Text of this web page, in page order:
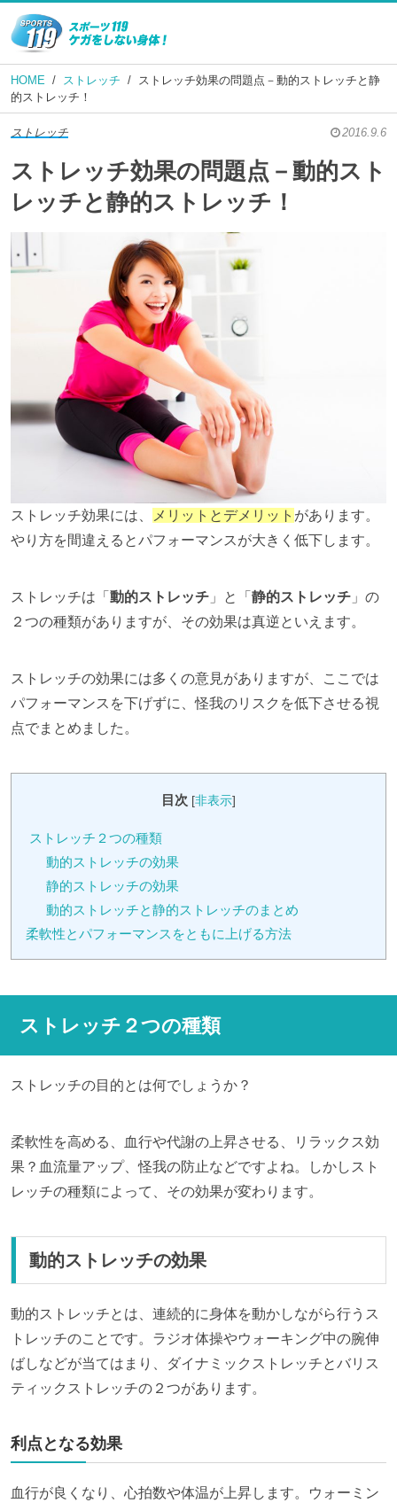
HOME ストレッチ
ストレッチ効果の問題点－動的ストレッチと静
的ストレッチ！
ストレッチ 2016.9.6
ストレッチ効果の問題点－動的スト
レッチと静的ストレッチ！
ストレッチ効果には、 メリットとデメリット があります。
やり方を間違えるとパフォーマンスが大きく低下します。
ストレッチは「 動的ストレッチ 」と「 静的ストレッチ 」の
２つの種類がありますが、その効果は真逆といえます。
ストレッチの効果には多くの意見がありますが、ここでは
パフォーマンスを下げずに、怪我のリスクを低下させる視
点でまとめました。
目次 [非表示]
ストレッチ２つの種類
動的ストレッチの効果
静的ストレッチの効果
動的ストレッチと静的ストレッチのまとめ
柔軟性とパフォーマンスをともに上げる方法
ストレッチ２つの種類
ストレッチの目的とは何でしょうか？
柔軟性を高める、血行や代謝の上昇させる、リラックス効
果？血流量アップ、怪我の防止などですよね。しかしスト
レッチの種類によって、その効果が変わります。
動的ストレッチの効果
動的ストレッチとは、連続的に身体を動かしながら行うス
トレッチのことです。ラジオ体操やウォーキング中の腕伸
ばしなどが当てはまり、ダイナミックストレッチとバリス
ティックストレッチの２つがあります。
利点となる効果
血行が良くなり、心拍数や体温が上昇します。ウォーミン